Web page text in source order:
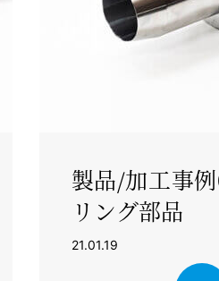
製品/加工事
リング部品
21.01.19